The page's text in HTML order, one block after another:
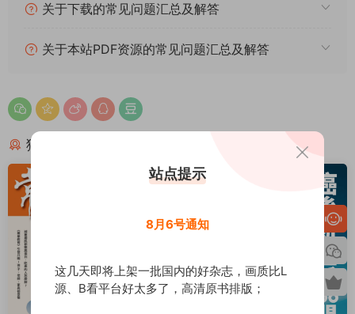
关于下载的常见问题汇总及解答
关于本站PDF资源的常见问题汇总及解答
猜你喜欢
站点提示
8月6号通知
这几天即将上架一批国内的好杂志，画质比L
源、B看平台好太多了，高清原书排版；